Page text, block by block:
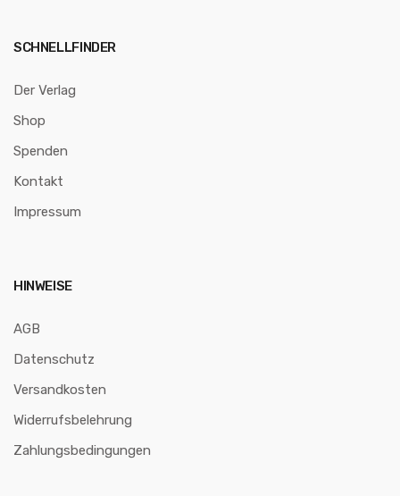
SCHNELLFINDER
Der Verlag
Shop
Spenden
Kontakt
Impressum
HINWEISE
AGB
Datenschutz
Versandkosten
Widerrufsbelehrung
Zahlungsbedingungen